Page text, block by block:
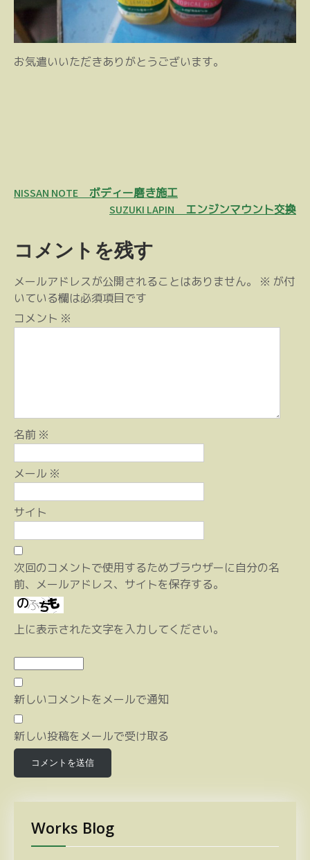
お気遣いいただきありがとうございます。
投
ビ
ゲ
ー
シ
NISSAN NOTE ボディー磨き施工
SUZUKI LAPIN エンジンマウント交換
コメントを残す
メールアドレスが公開されることはありません。 ※ が付
いている欄は必須項目です
コメント ※
名前 ※
メール ※
サイト
次回のコメントで使用するためブラウザーに自分の名
前、メールアドレス、サイトを保存する。
上に表示された文字を入力してください。
新しいコメントをメールで通知
新しい投稿をメールで受け取る
Works Blog